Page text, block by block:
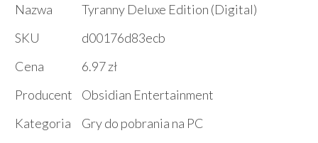
Nazwa
Tyranny Deluxe Edition (Digital)
SKU
d00176d83ecb
Cena
6.97 zł
Producent
Obsidian Entertainment
Kategoria
Gry do pobrania na PC